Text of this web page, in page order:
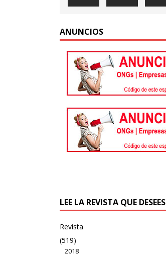
ANUNCIOS
LEE LA REVISTA QUE DESEES
Revista
(519)
2018